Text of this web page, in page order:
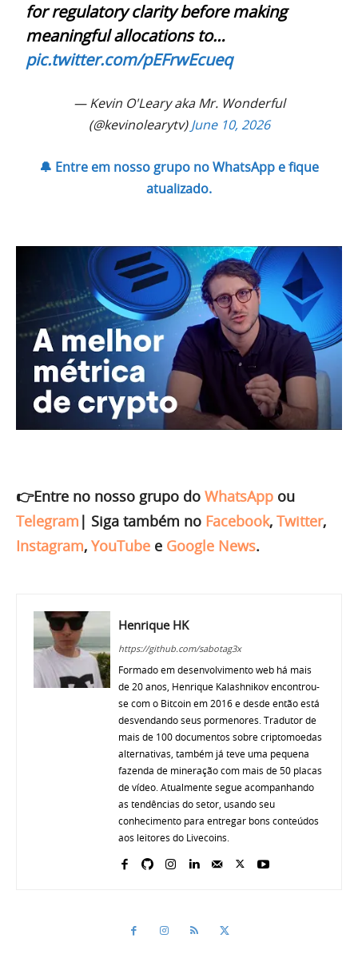
for regulatory clarity before making
meaningful allocations to…
pic.twitter.com/pEFrwEcueq
— Kevin O'Leary aka Mr. Wonderful
(@kevinolearytv)June 10, 2026
🔔 Entre em nosso grupo no WhatsApp e fique
atualizado.
👉Entre no nosso grupo do WhatsApp ou
Telegram | Siga também no Facebook, Twitter,
Instagram, YouTube e Google News.
Henrique HK
https://github.com/sabotag3x
Formado em desenvolvimento web há mais
de 20 anos, Henrique Kalashnikov encontrou-
se com o Bitcoin em 2016 e desde então está
desvendando seus pormenores. Tradutor de
mais de 100 documentos sobre criptomoedas
alternativas, também já teve uma pequena
fazenda de mineração com mais de 50 placas
de vídeo. Atualmente segue acompanhando
as tendências do setor, usando seu
conhecimento para entregar bons conteúdos
aos leitores do Livecoins.